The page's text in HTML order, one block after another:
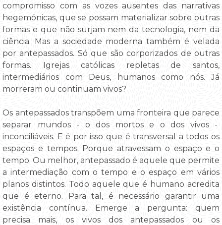
compromisso com as vozes ausentes das narrativas
hegemónicas, que se possam materializar sobre outras
formas e que não surjam nem da tecnologia, nem da
ciência. Mas a sociedade moderna também é velada
por antepassados. Só que são corporizados de outras
formas. Igrejas católicas repletas de santos,
intermediários com Deus, humanos como nós. Já
morreram ou continuam vivos?
Os antepassados transpõem uma fronteira que parece
separar mundos - o dos mortos e o dos vivos -
inconciliáveis. E é por isso que é transversal a todos os
espaços e tempos. Porque atravessam o espaço e o
tempo. Ou melhor, antepassado é aquele que permite
a intermediação com o tempo e o espaço em vários
planos distintos. Todo aquele que é humano acredita
que é eterno. Para tal, é necessário garantir uma
existência contínua. Emerge a pergunta: quem
precisa mais, os vivos dos antepassados ou os